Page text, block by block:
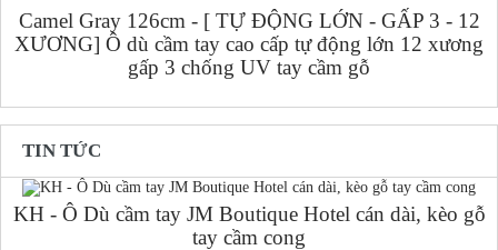
Camel Gray 126cm - [ TỰ ĐỘNG LỚN - GẤP 3 - 12
XƯƠNG] Ô dù cầm tay cao cấp tự động lớn 12 xương
gấp 3 chống UV tay cầm gỗ
TIN TỨC
KH - Ô Dù cầm tay JM Boutique Hotel cán dài, kèo gỗ
tay cầm cong